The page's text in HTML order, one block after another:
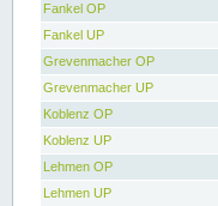
Fankel OP
Fankel UP
Grevenmacher OP
Grevenmacher UP
Koblenz OP
Koblenz UP
Lehmen OP
Lehmen UP